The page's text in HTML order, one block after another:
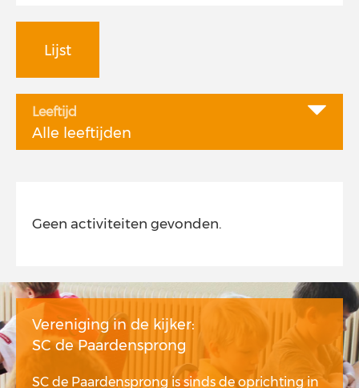
Lijst
Leeftijd
Alle leeftijden
Geen activiteiten gevonden.
Vereniging in de kijker:
SC de Paardensprong
SC de Paardensprong is sinds de oprichting in